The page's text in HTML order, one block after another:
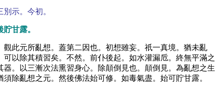
示。今初。
甘露。
此元所亂想。蓋第二因也。初想雖妄。祇一真境。猶未亂
以除其積習矣。不然。前仆後起。如水灌漏卮。終無平滿之
。以三漸次法熏習身心。除顛倒見也。顛倒見。為亂想之生
除亂想之元。然後佛法始可修。如毒氣盡。始可貯甘露。